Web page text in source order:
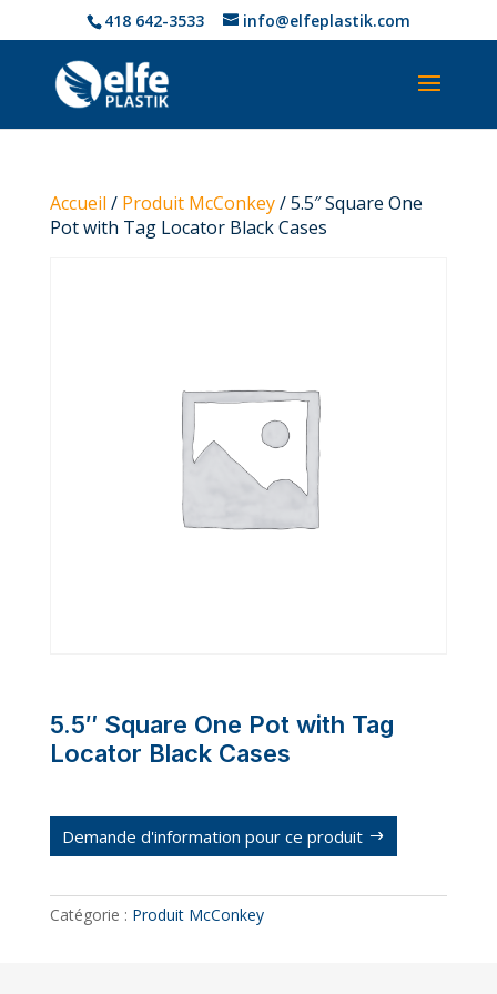
418 642-3533 info@elfeplastik.com
Accueil / Produit McConkey/ 5.5″ Square One
Pot with Tag Locator Black Cases
5.5″ Square One Pot with Tag
Locator Black Cases
Demande d'information pour ce produit
Catégorie : Produit McConkey